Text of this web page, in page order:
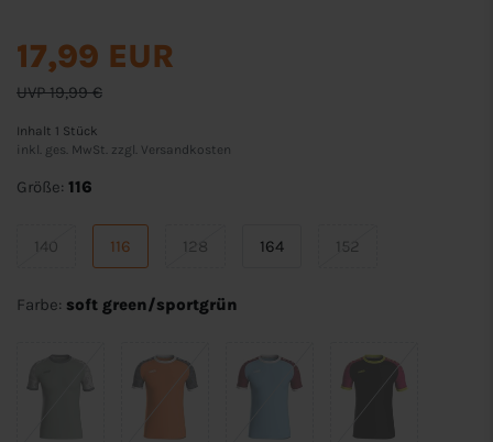
UVP 19,99 €
17,99 EUR
Inhalt 1 Stück
inkl. ges. MwSt. zzgl.
Versandkosten
Größe: 116
140 116 128 164 152
Farbe: soft green/sportgrün